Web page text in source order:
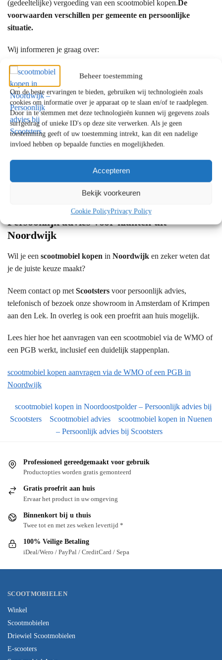
Beheer toestemming
Om de beste ervaringen te bieden, gebruiken wij technologieën zoals
cookies om informatie over je apparaat op te slaan en/of te raadplegen.
Door in te stemmen met deze technologieën kunnen wij gegevens zoals
surfgedrag of unieke ID's op deze site verwerken. Als je geen
toestemming geeft of uw toestemming intrekt, kan dit een nadelige
invloed hebben op bepaalde functies en mogelijkheden.
Accepteren
Bekijk voorkeuren
Cookie PolicyPrivacy Policy
(gedeeltelijke) vergoeding van een scootmobiel kopen.De
voorwaarden verschillen per gemeente en persoonlijke
situatie.
Wij informeren je graag over:
de mogelijkheden binnen de WMO
een eventuele eigen bijdrage
alternatieven als je aanvraag wordt afgewezen
Waarom kiezen klanten uit Noordwijk voor
Scootsters?
✔ Persoonlijk en eerlijk advies
✔ Showrooms met uitgebreide proefritmogelijkheden
✔ Uitgebreide ervaring met mobiliteitsoplossingen
✔ Betrouwbare service en uitstekende ondersteuning
Persoonlijk advies voor klanten uit
Noordwijk
Wil je een scootmobiel kopen in Noordwijk en zeker weten dat
je de juiste keuze maakt?
Neem contact op met Scootsters voor persoonlijk advies,
telefonisch of bezoek onze showroom in Amsterdam of Krimpen
aan den Lek. In overleg is ook een proefrit aan huis mogelijk.
Lees hier hoe het aanvragen van een scootmobiel via de WMO of
een PGB werkt, inclusief een duidelijk stappenplan.
scootmobiel kopen aanvragen via de WMO of een PGB in
Noordwijk
scootmobiel kopen in Noordoostpolder – Persoonlijk advies bij
Scootsters
Scootmobiel advies
scootmobiel kopen in Nuenen
– Persoonlijk advies bij Scootsters
Professioneel gereedgemaakt voor gebruik
Productopties worden gratis gemonteerd
Gratis proefrit aan huis
Ervaar het product in uw omgeving
Binnenkort bij u thuis
Twee tot en met zes weken levertijd *
100% Veilige Betaling
iDeal/Wero / PayPal / CreditCard / Sepa
SCOOTMOBIELEN
Winkel
Scootmobielen
Driewiel Scootmobielen
E-scooters